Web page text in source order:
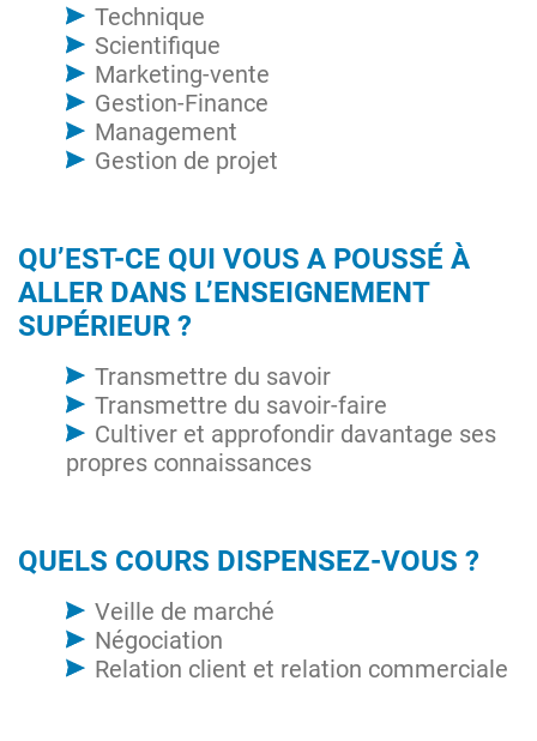
Technique
Scientifique
Marketing-vente
Gestion-Finance
Management
Gestion de projet
QU’EST-CE QUI VOUS A POUSSÉ À
ALLER DANS L’ENSEIGNEMENT
SUPÉRIEUR ?
Transmettre du savoir
Transmettre du savoir-faire
Cultiver et approfondir davantage ses
propres connaissances
QUELS COURS DISPENSEZ-VOUS ?
Veille de marché
Négociation
Relation client et relation commerciale